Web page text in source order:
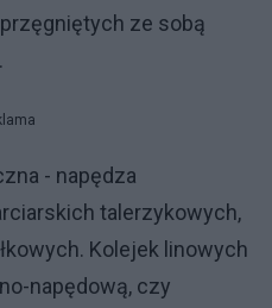
ze sobą
- napędza
talerzykowych,
Kolejek linowych
napędową, czy